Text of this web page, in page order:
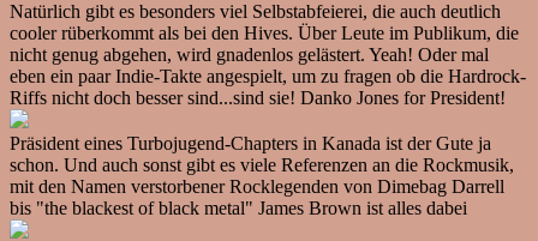
Natürlich gibt es besonders viel Selbstabfeierei, die auch deutlich
cooler rüberkommt als bei den Hives. Über Leute im Publikum, die
nicht genug abgehen, wird gnadenlos gelästert. Yeah! Oder mal
eben ein paar Indie-Takte angespielt, um zu fragen ob die Hardrock-
Riffs nicht doch besser sind...sind sie! Danko Jones for President!
Präsident eines Turbojugend-Chapters in Kanada ist der Gute ja
schon. Und auch sonst gibt es viele Referenzen an die Rockmusik,
mit den Namen verstorbener Rocklegenden von Dimebag Darrell
bis "the blackest of black metal" James Brown ist alles dabei